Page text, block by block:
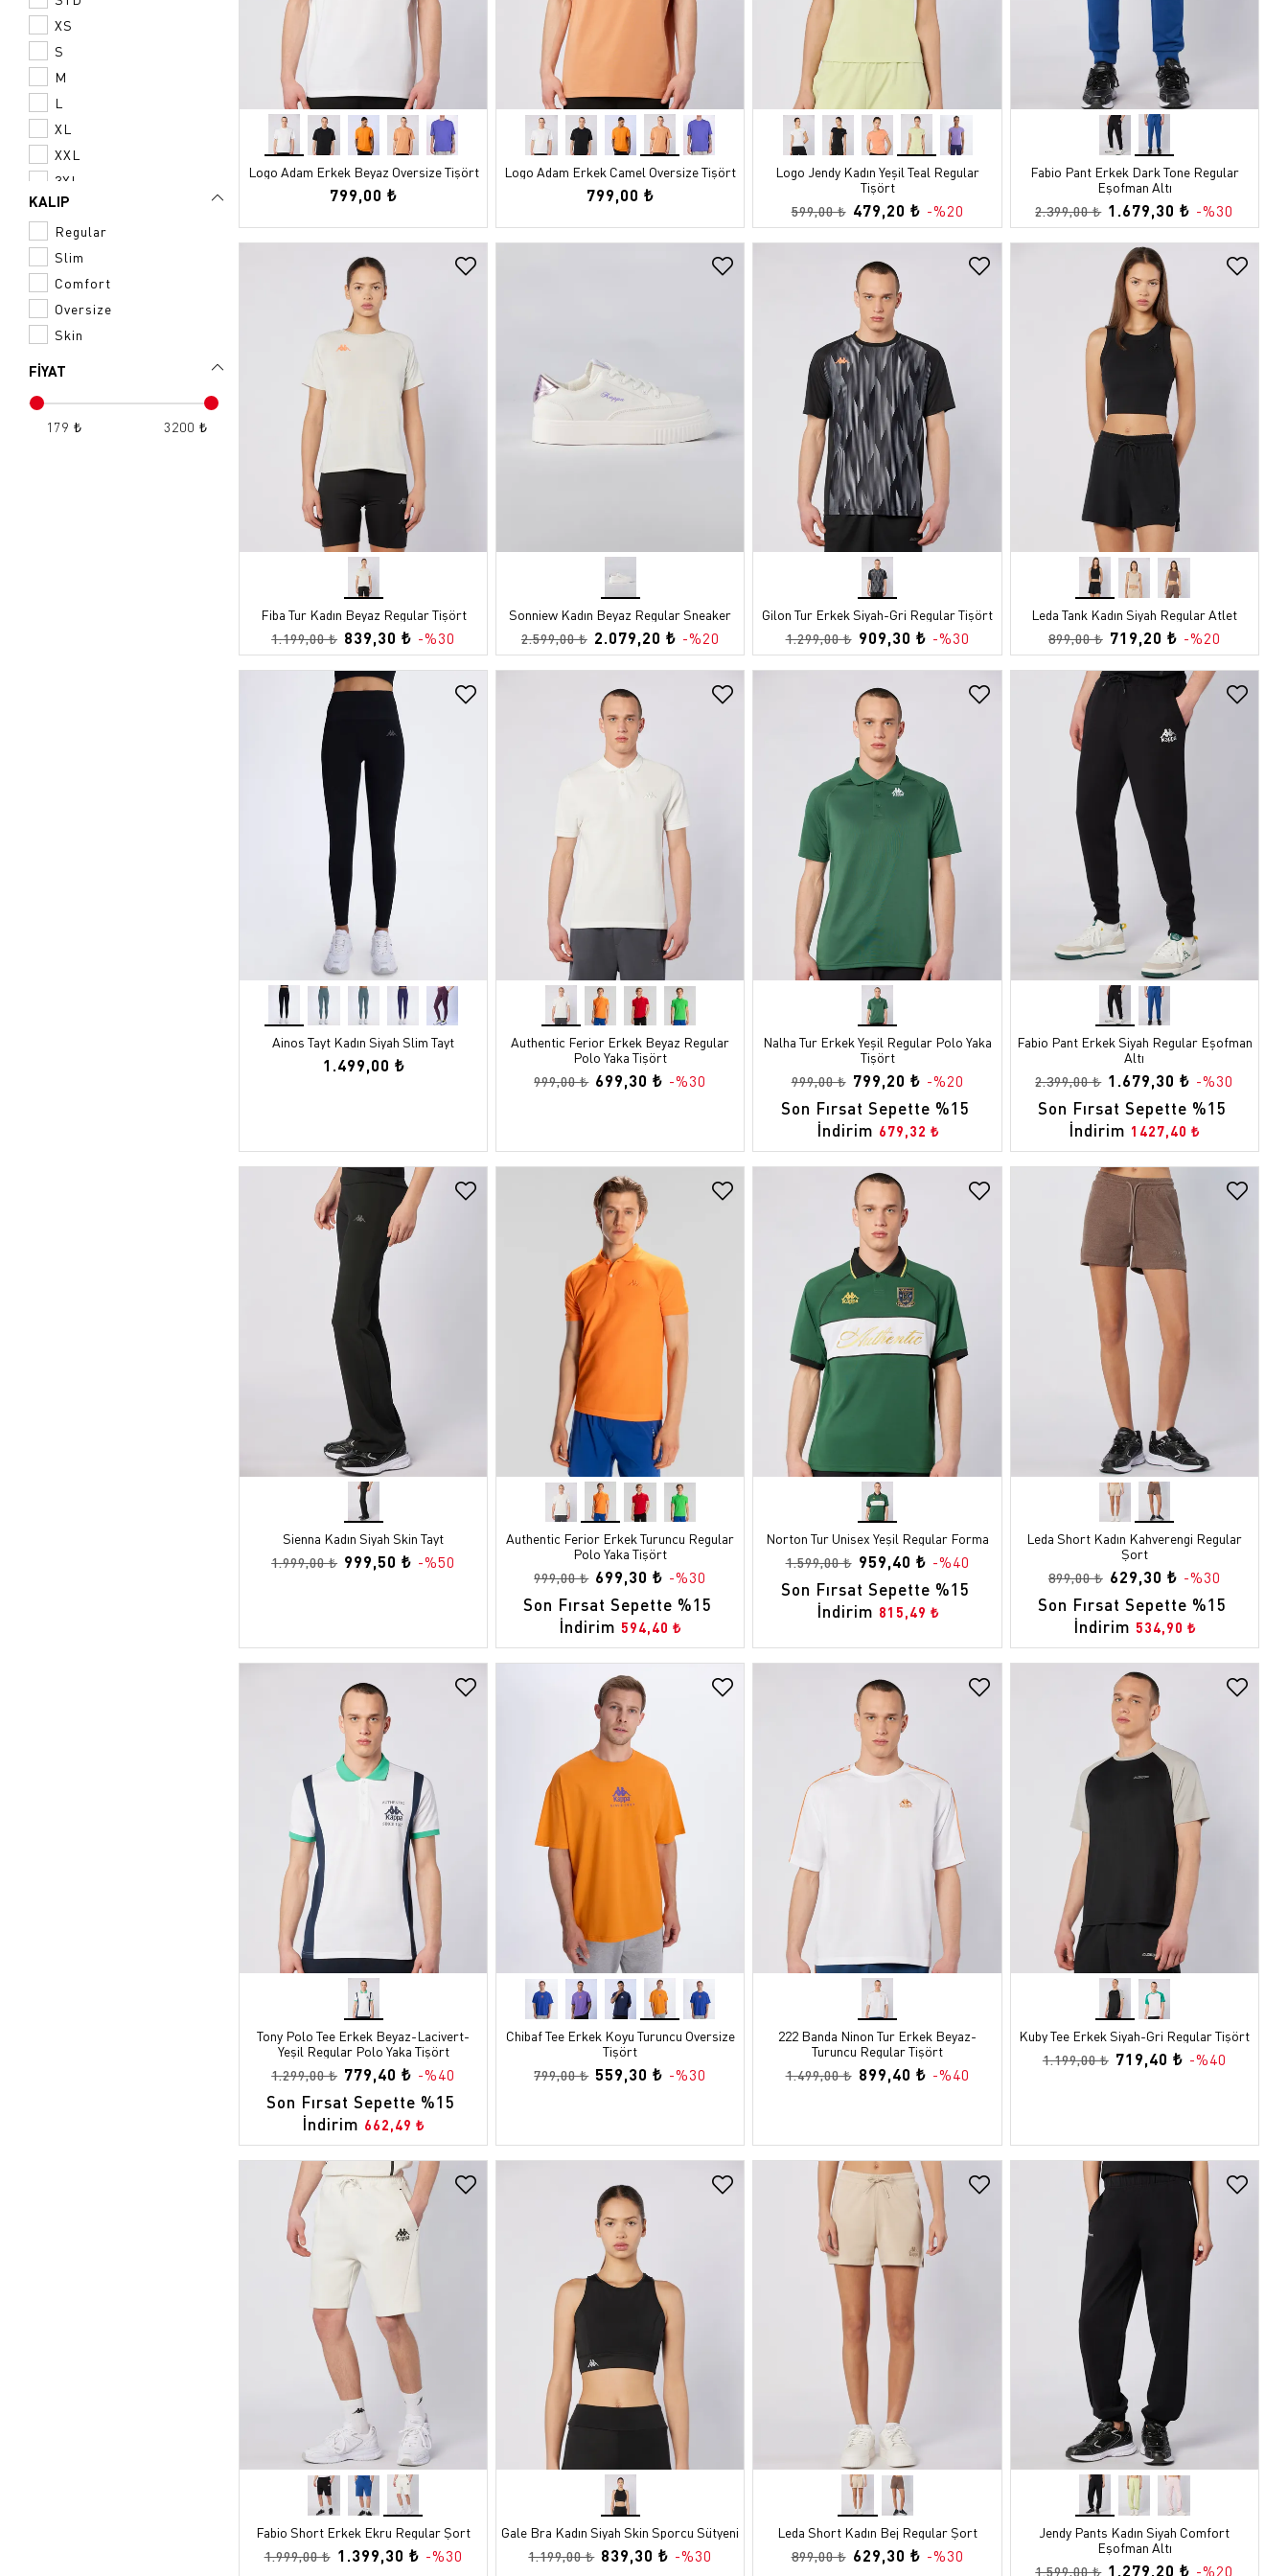
Forma
Polar
Polar Yelek
Şort Etek
Şort
Performance Şort
Koşu Ayakkabısı
Turuncu
Yeşil
XS
S
M
L
XL
XXL
3XL
15-16
36
35-38
36-39
37
38
KALIP
Regular
Slim
Comfort
Oversize
Skin
FİYAT
179 ₺ 3200 ₺
Logo Adam Erkek Beyaz Oversize Tişört
799,00 ₺
Logo Adam Erkek Camel Oversize Tişört
799,00 ₺
Logo Jendy Kadın Yeşil Teal Regular
Tişört
599,00 ₺ 479,20 ₺ -%20
Fabio Pant Erkek Dark Tone Regular
Eşofman Altı
2.399,00 ₺ 1.679,30 ₺ -%30
Fiba Tur Kadın Beyaz Regular Tişört
1.199,00 ₺ 839,30 ₺ -%30
Sonniew Kadın Beyaz Regular Sneaker
2.599,00 ₺ 2.079,20 ₺ -%20
Gilon Tur Erkek Siyah-Gri Regular Tişört
1.299,00 ₺ 909,30 ₺ -%30
Leda Tank Kadın Siyah Regular Atlet
899,00 ₺ 719,20 ₺ -%20
Ainos Tayt Kadın Siyah Slim Tayt
1.499,00 ₺
Authentic Ferior Erkek Beyaz Regular
Polo Yaka Tişört
999,00 ₺ 699,30 ₺ -%30
Nalha Tur Erkek Yeşil Regular Polo Yaka
Tişört
999,00 ₺ 799,20 ₺ -%20
Son Fırsat Sepette %15
İndirim 679,32 ₺
Fabio Pant Erkek Siyah Regular Eşofman
Altı
2.399,00 ₺ 1.679,30 ₺ -%30
Son Fırsat Sepette %15
İndirim 1427,40 ₺
Sienna Kadın Siyah Skin Tayt
1.999,00 ₺ 999,50 ₺ -%50
Authentic Ferior Erkek Turuncu Regular
Polo Yaka Tişört
999,00 ₺ 699,30 ₺ -%30
Son Fırsat Sepette %15
İndirim 594,40 ₺
Norton Tur Unisex Yeşil Regular Forma
1.599,00 ₺ 959,40 ₺ -%40
Son Fırsat Sepette %15
İndirim 815,49 ₺
Leda Short Kadın Kahverengi Regular
Şort
899,00 ₺ 629,30 ₺ -%30
Son Fırsat Sepette %15
İndirim 534,90 ₺
Tony Polo Tee Erkek Beyaz-Lacivert-
Yeşil Regular Polo Yaka Tişört
1.299,00 ₺ 779,40 ₺ -%40
Son Fırsat Sepette %15
İndirim 662,49 ₺
Chibaf Tee Erkek Koyu Turuncu Oversize
Tişört
799,00 ₺ 559,30 ₺ -%30
222 Banda Ninon Tur Erkek Beyaz-
Turuncu Regular Tişört
1.499,00 ₺ 899,40 ₺ -%40
Kuby Tee Erkek Siyah-Gri Regular Tişört
1.199,00 ₺ 719,40 ₺ -%40
Fabio Short Erkek Ekru Regular Şort
1.999,00 ₺ 1.399,30 ₺ -%30
Gale Bra Kadın Siyah Skin Sporcu Sütyeni
1.199,00 ₺ 839,30 ₺ -%30
Leda Short Kadın Bej Regular Şort
899,00 ₺ 629,30 ₺ -%30
Jendy Pants Kadın Siyah Comfort
Eşofman Altı
1.599,00 ₺ 1.279,20 ₺ -%20